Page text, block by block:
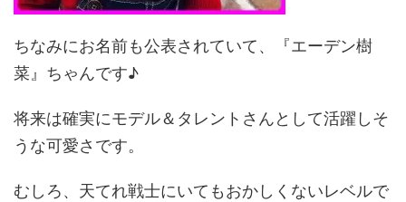
ちなみにお名前も公表されていて、『エーデン樹
菜』ちゃんです♪
将来は確実にモデル＆タレントさんとして活躍しそ
うな可愛さです。
むしろ、天てれ戦士にいてもおかしくないレベルで